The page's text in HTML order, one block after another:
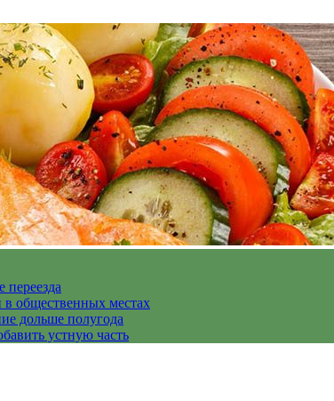
переезда
общественных местах
дольше полугода
устную часть